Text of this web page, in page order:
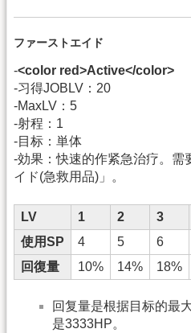
ファーストエイド
-<color red>Active</color>
-习得JOBLV：20
-MaxLV：5
-射程：1
-目标：単体
-効果：快速的作紧急治疗。需
イド(急救用品)」。
LV 1 2 3
使用SP
4 5 6
回復量
10% 14% 18%
回复量是根据目标的最
是3333HP。